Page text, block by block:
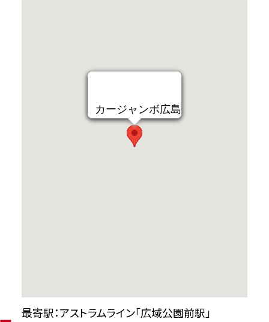
カージャンボ広島
カージャンボ広島
カージャンボ広島
最寄駅：アストラムライン「広域公園前駅」